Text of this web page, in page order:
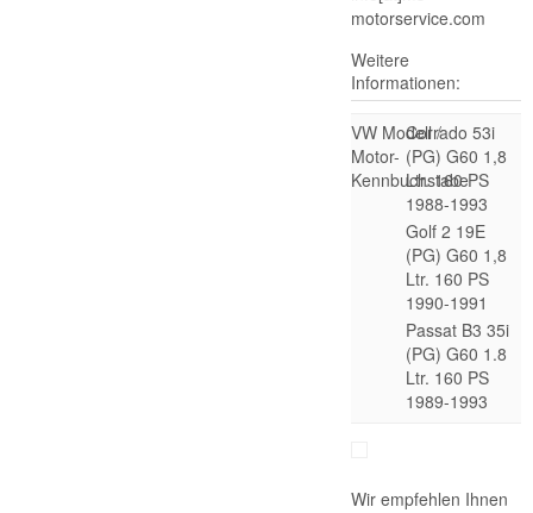
motorservice.com
Weitere
Informationen:
VW Modell /
Motor-
Kennbuchstabe
Corrado 53i
(PG) G60 1,8
Ltr. 160 PS
1988-1993
Golf 2 19E
(PG) G60 1,8
Ltr. 160 PS
1990-1991
Passat B3 35i
(PG) G60 1.8
Ltr. 160 PS
1989-1993
Wir empfehlen Ihnen